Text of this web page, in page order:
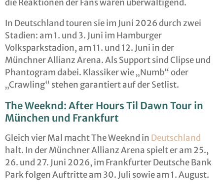
die Reaktionen der Fans waren überwältigend.
In Deutschland touren sie im Juni 2026 durch zwei
Stadien: am 1. und 3. Juni im Hamburger
Volksparkstadion, am 11. und 12. Juni in der
Münchner Allianz Arena. Als Support sind Clipse und
Phantogram dabei. Klassiker wie „Numb“ oder
„Crawling“ stehen garantiert auf der Setlist.
The Weeknd: After Hours Til Dawn Tour in
München und Frankfurt
Gleich vier Mal macht The Weeknd in Deutschland
halt. In der Münchner Allianz Arena spielt er am 25.,
26. und 27. Juni 2026, im Frankfurter Deutsche Bank
Park folgen Auftritte am 30. Juli sowie am 1. August.